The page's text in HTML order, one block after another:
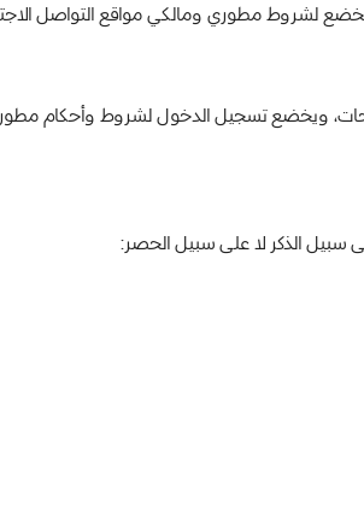
لشروط مطوري ومالكي مواقع التواصل
ويخضع تسجيل الدخول لشروط وأحكام
سبيل الذكر لا على سبيل الحصر: